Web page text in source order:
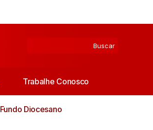
Trabalhe Conosco
Fundo Diocesano